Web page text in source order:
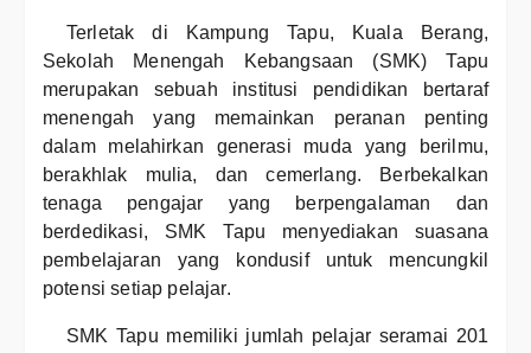
Terletak di Kampung Tapu, Kuala Berang,
Sekolah Menengah Kebangsaan (SMK) Tapu
merupakan sebuah institusi pendidikan bertaraf
menengah yang memainkan peranan penting
dalam melahirkan generasi muda yang berilmu,
berakhlak mulia, dan cemerlang. Berbekalkan
tenaga pengajar yang berpengalaman dan
berdedikasi, SMK Tapu menyediakan suasana
pembelajaran yang kondusif untuk mencungkil
potensi setiap pelajar.
SMK Tapu memiliki jumlah pelajar seramai 201